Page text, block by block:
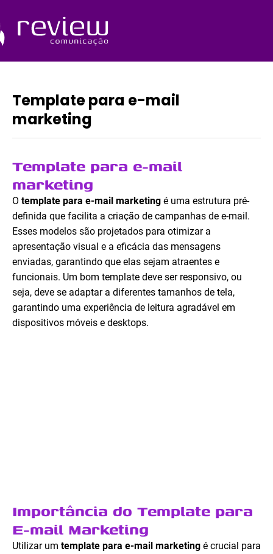
o
conteúdo
Template para e-mail
marketing
Template para e-mail
marketing
O template para e-mail marketing é uma estrutura pré-
definida que facilita a criação de campanhas de e-mail.
Esses modelos são projetados para otimizar a
apresentação visual e a eficácia das mensagens
enviadas, garantindo que elas sejam atraentes e
funcionais. Um bom template deve ser responsivo, ou
seja, deve se adaptar a diferentes tamanhos de tela,
garantindo uma experiência de leitura agradável em
dispositivos móveis e desktops.
Importância do Template para
E-mail Marketing
Utilizar um template para e-mail marketing é crucial para